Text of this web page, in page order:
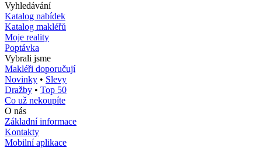
Vyhledávání
Katalog nabídek
Katalog makléřů
Moje reality
Poptávka
Vybrali jsme
Makléři doporučují
Novinky • Slevy
Dražby • Top 50
Co už nekoupíte
O nás
Základní informace
Kontakty
Mobilní aplikace